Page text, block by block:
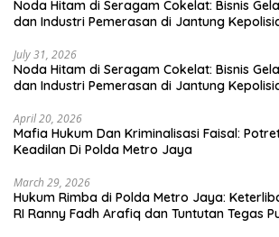
Noda Hitam di Seragam Cokelat: Bisnis
dan Industri Pemerasan di Jantung
July 31, 2026
Noda Hitam di Seragam Cokelat: Bisnis
dan Industri Pemerasan di Jantung
April 20, 2026
Mafia Hukum Dan Kriminalisasi Faisal:
Keadilan Di Polda Metro Jaya
March 29, 2026
Hukum Rimba di Polda Metro Jaya:
RI Ranny Fadh Arafiq dan Tuntutan Tegas